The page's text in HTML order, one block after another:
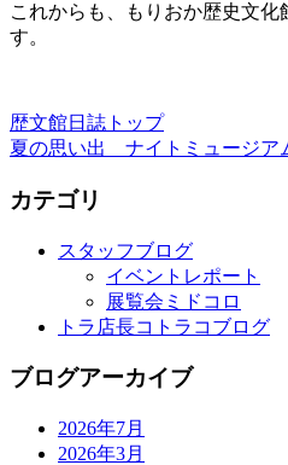
これからも、もりおか歴史文化
す。
歴文館日誌トップ
夏の思い出 ナイトミュージア
カテゴリ
スタッフブログ
イベントレポート
展覧会ミドコロ
トラ店長コトラコブログ
ブログアーカイブ
2026年7月
2026年3月